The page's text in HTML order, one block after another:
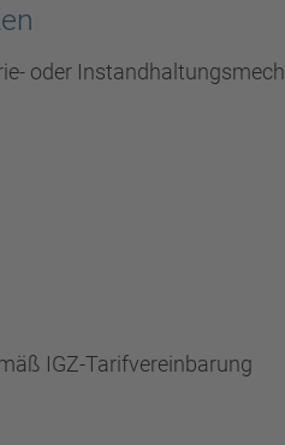
oder
IGZ-Tarifvereinbarung